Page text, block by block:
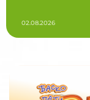
02.08.2026